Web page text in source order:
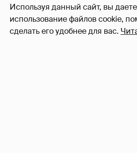
Используя данный сайт, вы
использование файлов cookie,
сделать его удобнее для вас.